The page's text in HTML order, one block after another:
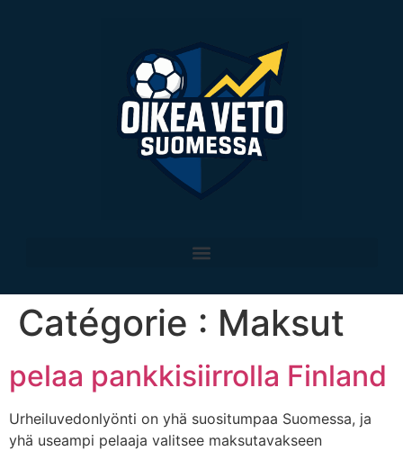
Catégorie : Maksut
pelaa pankkisiirrolla Finland
Urheiluvedonlyönti on yhä suositumpaa Suomessa, ja
yhä useampi pelaaja valitsee maksutavakseen